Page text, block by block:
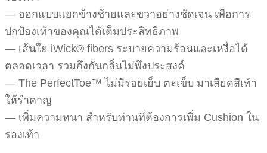
— ออกแบบแยกข้างซ้ายและขวาอย่างชัดเจน เพื่อการ
ปกป้องเท้าของคุณได้เต็มประสิทธิภาพ
— เส้นใย iWick® fibers ระบายความร้อนและเหงื่อได้
ตลอดเวลา รวมถึงกันกลิ่นไม่พึงประสงค์
— The PerfectToe™ ไม่มีรอยเย็บ ตะเข็บ มาเสียดสีเท้า
ให้รำคาญ
— เพิ่มความหนา สำหรับท่านที่ต้องการเพิ่ม Cushion ใน
รองเท้า